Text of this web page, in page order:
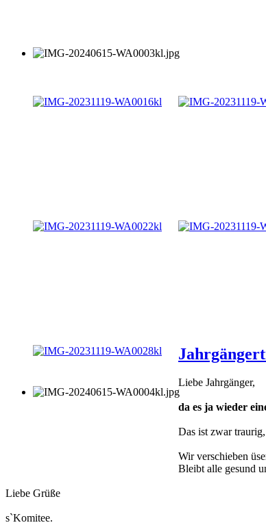
Liebe Jahrgänger,
da es ja wieder
Das ist zwar
Wir verschieben
Bleibt alle gesund
Liebe Grüße
s`Komitee.